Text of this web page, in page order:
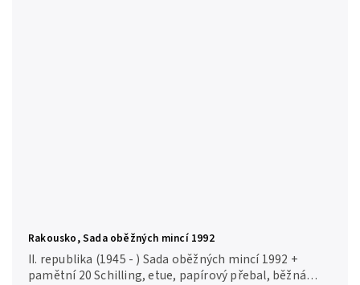
Rakousko, Sada oběžných mincí 1992
II. republika (1945 - ) Sada oběžných mincí 1992 +
pamětní 20 Schilling, etue, papírový přebal, běžná